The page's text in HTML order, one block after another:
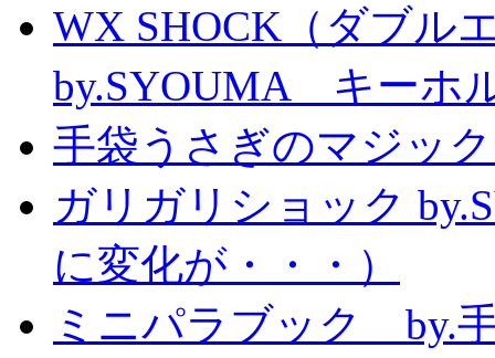
WX SHOCK（ダブル
by.SYOUMA キーホ
手袋うさぎのマジッ
ガリガリショック
に変化が・・・）
ミニパラブック by.